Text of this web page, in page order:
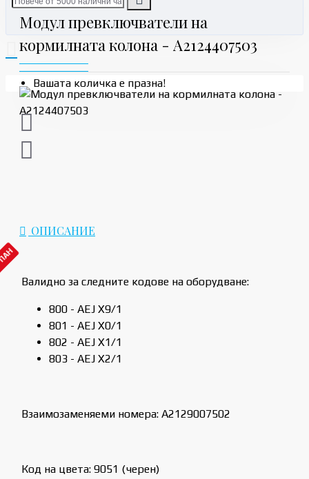
Вашата количка е празна!
Модул превключватели на
кормилната колона - A2124407503
ОПИСАНИЕ
Валидно за следните кодове на оборудване:
800 - AEJ X9/1
801 - AEJ X0/1
802 - AEJ X1/1
803 - AEJ X2/1
Взаимозаменяеми номера: A2129007502
Код на цвета: 9051 (черен)